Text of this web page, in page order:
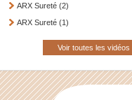
ARX Sureté (2)
ARX Sureté (1)
Voir toutes les vidéos